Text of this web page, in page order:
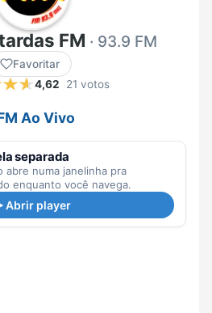
FM · 93.9 FM
Favoritar
4,62
21 votos
Ao Vivo
separada
abre numa janelinha pra
enquanto você navega.
Abrir player